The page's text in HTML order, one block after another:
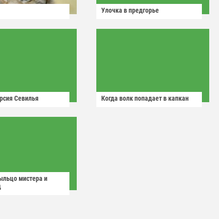
Улочка в предгорье
Севилья Когда волк попадает в капкан
мистера и